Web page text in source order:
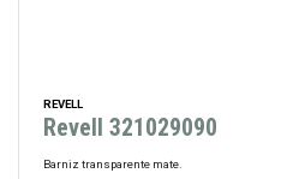
REVELL
Revell 321029090
Barniz transparente mate.